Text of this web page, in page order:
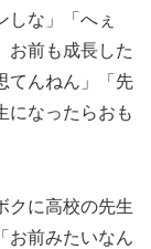
しな」「へぇ
お前も成長した
てんねん」「先
になったらおも
クに高校の先生
お前みたいなん